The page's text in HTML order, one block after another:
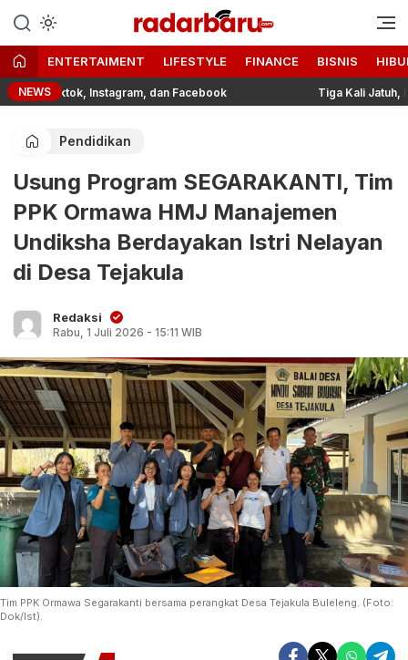
radarbaru.com
Informasi Berita Terbaru dan
Terkini Hari Ini
ENTERTAIMENT LIFESTYLE FINANCE BISNIS
NEWSInstagram, dan Facebook Tiga Kali Jatuh, Bangkit
Pendidikan
Usung Program SEGARAKANTI, Tim
PPK Ormawa HMJ Manajemen
Undiksha Berdayakan Istri Nelayan
di Desa Tejakula
Redaksi
Rabu, 1 Juli 2026 - 15:11 WIB
Tim PPK Ormawa Segarakanti bersama perangkat Desa Tejakula Buleleng. (Foto:
Dok/Ist).